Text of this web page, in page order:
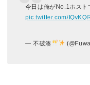
今日は俺がNo.1ホスト
pic.twitter.com/
— 不破湊